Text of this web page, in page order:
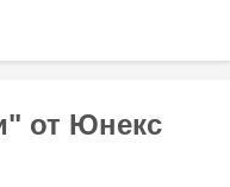
от Юнекс